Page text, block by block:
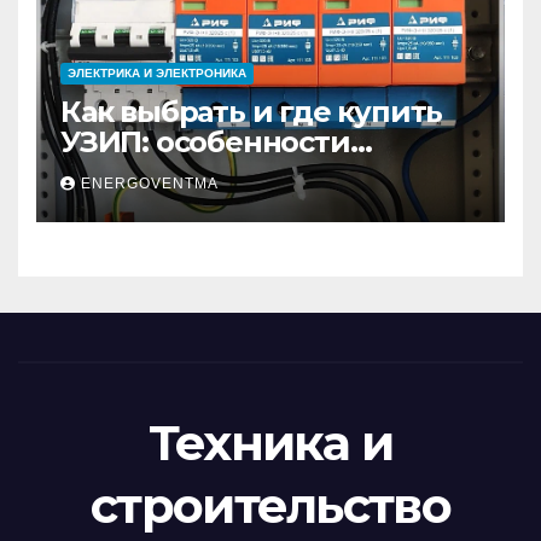
ЭЛЕКТРИКА И ЭЛЕКТРОНИКА
Как выбрать и где купить
УЗИП: особенности
устройств защиты от
импульсных
перенапряжений
ENERGOVENTMA
Техника и
строительство